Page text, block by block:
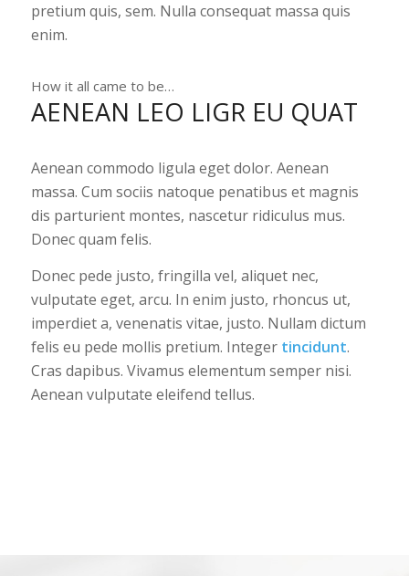
pretium quis, sem. Nulla consequat massa quis
enim.
How it all came to be…
AENEAN LEO LIGR EU QUAT
Aenean commodo ligula eget dolor. Aenean
massa. Cum sociis natoque penatibus et magnis
dis parturient montes, nascetur ridiculus mus.
Donec quam felis.
Donec pede justo, fringilla vel, aliquet nec,
vulputate eget, arcu. In enim justo, rhoncus ut,
imperdiet a, venenatis vitae, justo. Nullam dictum
felis eu pede mollis pretium. Integer tincidunt.
Cras dapibus. Vivamus elementum semper nisi.
Aenean vulputate eleifend tellus.